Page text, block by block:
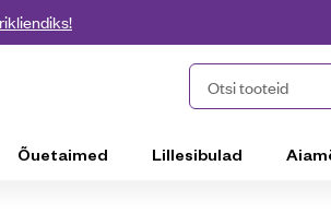
Otsi tooteid
Õuetaimed Lillesibulad